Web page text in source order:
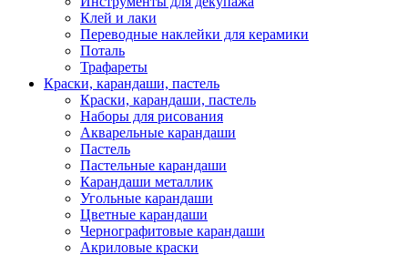
Клей и лаки
Переводные наклейки для керамики
Поталь
Трафареты
Краски, карандаши, пастель
Краски, карандаши, пастель
Наборы для рисования
Акварельные карандаши
Пастель
Пастельные карандаши
Карандаши металлик
Угольные карандаши
Цветные карандаши
Чернографитовые карандаши
Акриловые краски